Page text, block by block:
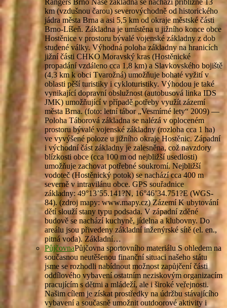
Rangers Brno Naše základna se nachází přibližně 13
km (vzdušnou čarou) severovýchodně od historického
jádra města Brna a asi 5,5 km od okraje městské části
Brno-Líšeň. Základna je umístěna u jižního konce obce
Hostěnice v prostoru bývalé vojenské základny z dob
studené války. Výhodná poloha základny na hranicích
jižní části CHKO Moravský kras (Hostěnické
propadání vzdáleno cca 1,8 km) a Slavkovského bojiště
(4,3 km k obci Tvarožná) umožňuje bohaté vyžití v
oblasti pěší turistiky i cykloturistiky. Výhodou je také
vynikající dopravní obslužnost (autobusová linka IDS
JMK) umožňující v případě potřeby využít zázemí
města Brna. (foto: letní tábor „Vesmírné lety“ 2009) —
Poloha Táborová základna se nalézá v oploceném
prostoru bývalé vojenské základny (rozloha cca 1 ha)
ve vyvýšené poloze u jižního okraje Hostěnic. Západní
i východní část základny je zalesněna, což navzdory
blízkosti obce (cca 100 m od nejbližší usedlosti)
umožňuje zachovat potřebné soukromí. Nejbližší
vodoteč (Hostěnický potok) se nachází cca 400 m
severně v intravilánu obce. GPS souřadnice
základny: 49°13’55.141?N, 16°46’34.751?E (WGS-
84). (zdroj mapy: www.mapy.cz) Zázemí K ubytování
dětí slouží stany typu podsada. V západní zděné
budově se nachází kuchyně, jídelna a klubovny. Do
areálu jsou přivedeny základní inženýrské sítě (el. en.,
pitná voda). Základní…
PůjčovnaPůjčovna sportovního materiálu S ohledem na
současnou neutěšenou finanční situaci našeho státu
jsme se rozhodli nabídnout možnost zapůjčení části
oddílového vybavení ostatním neziskovým organizacím
pracujícím s dětmi a mládeží, ale i široké veřejnosti.
Našim cílem je získat prostředky na údržbu stávajícího
vybavení a současně umožnit outdoorové aktivity i